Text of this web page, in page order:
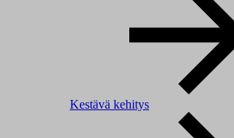
Kestävä kehitys